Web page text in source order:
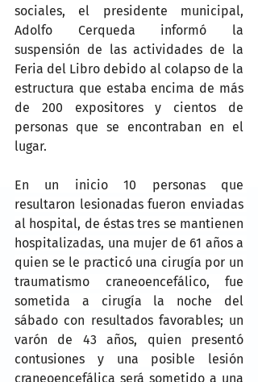
sociales, el presidente municipal,
Adolfo Cerqueda informó la
suspensión de las actividades de la
Feria del Libro debido al colapso de la
estructura que estaba encima de más
de 200 expositores y cientos de
personas que se encontraban en el
lugar.
En un inicio 10 personas que
resultaron lesionadas fueron enviadas
al hospital, de éstas tres se mantienen
hospitalizadas, una mujer de 61 años a
quien se le practicó una cirugía por un
traumatismo craneoencefálico, fue
sometida a cirugía la noche del
sábado con resultados favorables; un
varón de 43 años, quien presentó
contusiones y una posible lesión
craneoencefálica será sometido a una